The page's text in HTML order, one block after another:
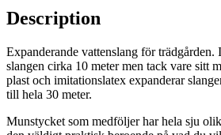
Description
Expanderande vattenslang för
slangen cirka 10 meter men tack vare sitt
plast och imitationslatex expanderar
till hela 30 meter.
Munstycket som medföljer har hela sju